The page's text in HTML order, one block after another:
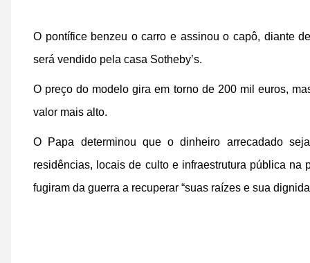
O pontífice benzeu o carro e assinou o capô, diante
será vendido pela casa Sotheby’s.
O preço do modelo gira em torno de 200 mil euros,
valor mais alto.
O Papa determinou que o dinheiro arrecadado
residências, locais de culto e infraestrutura pública
fugiram da guerra a recuperar “suas raízes e sua